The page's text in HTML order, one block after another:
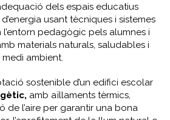
dels espais educatius
usant tècniques i sistemes
pedagògic pels alumnes i
materials naturals, saludables i
ambient.
sostenible d’un edifici escolar
amb aïllaments tèrmics,
de l’aire per garantir una bona